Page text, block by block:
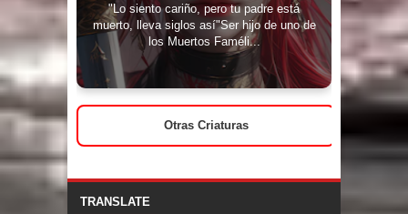
"Lo siento cariño, pero tu padre está
muerto, lleva siglos así"Ser hijo de uno de
los Muertos Faméli...
Otras Criaturas
TRANSLATE